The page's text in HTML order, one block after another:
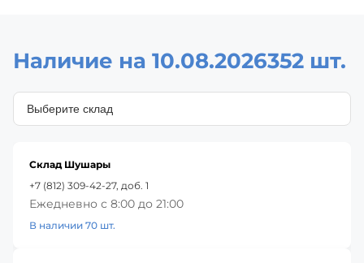
Наличие на 10.08.2026352 шт.
Склад Шушары
+7 (812) 309-42-27, доб. 1
Ежедневно с 8:00 до 21:00
В наличии 70 шт.